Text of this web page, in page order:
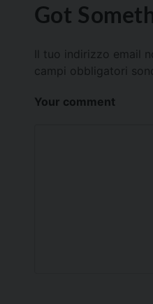
Got
Il tuo indirizzo email
campi obbligatori
Your comment